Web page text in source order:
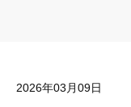
2026年03月09日